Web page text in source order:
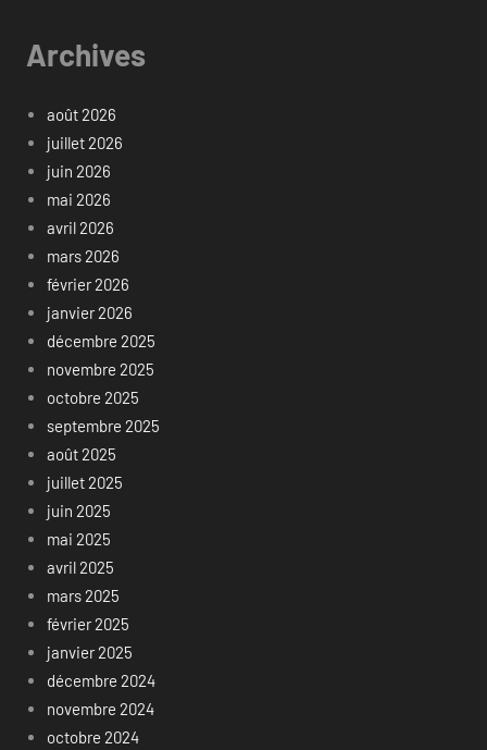
Archives
août 2026
juillet 2026
juin 2026
mai 2026
avril 2026
mars 2026
février 2026
janvier 2026
décembre 2025
novembre 2025
octobre 2025
septembre 2025
août 2025
juillet 2025
juin 2025
mai 2025
avril 2025
mars 2025
février 2025
janvier 2025
décembre 2024
novembre 2024
octobre 2024